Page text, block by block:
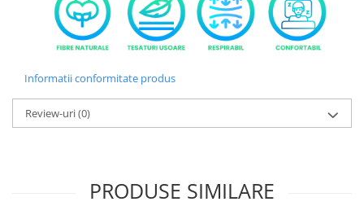
Informatii conformitate produs
Review-uri(0)
PRODUSE SIMILARE